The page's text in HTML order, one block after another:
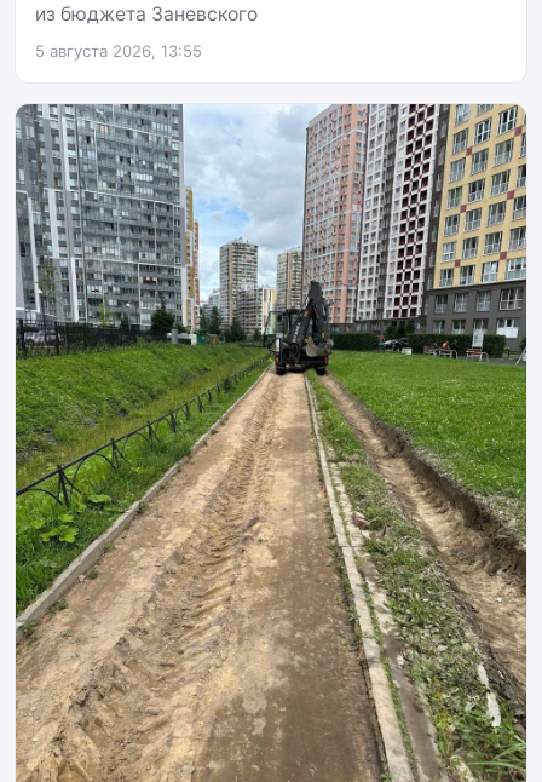
из бюджета Заневского
5 августа 2026, 13:55